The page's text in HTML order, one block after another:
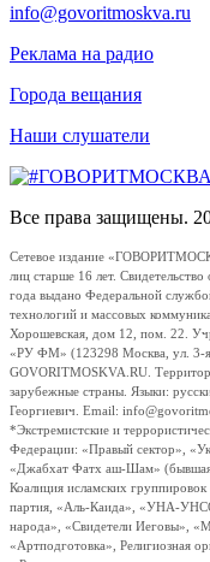
info@govoritmoskva.ru
Реклама на радио
Города вещания
Наши слушатели
Все права защищены.
Сетевое издание
лиц старше 16 лет.
года выдано Федеральной
технологий и массовых
Хорошевская, дом 12, пом. 22.
«РУ ФМ» (123298 Москва, ул. 3-
GOVORITMOSKVA.RU.
зарубежные страны. Языки:
Георгиевич. Email:
*Экстремистские и
Федерации: «Правый сектор»,
«Джабхат Фатх аш-Шам»
Коалиция исламских
партия, «Аль-Каида», «УНА-
народа», «Свидетели Иеговы»,
«Артподготовка», Религиозная